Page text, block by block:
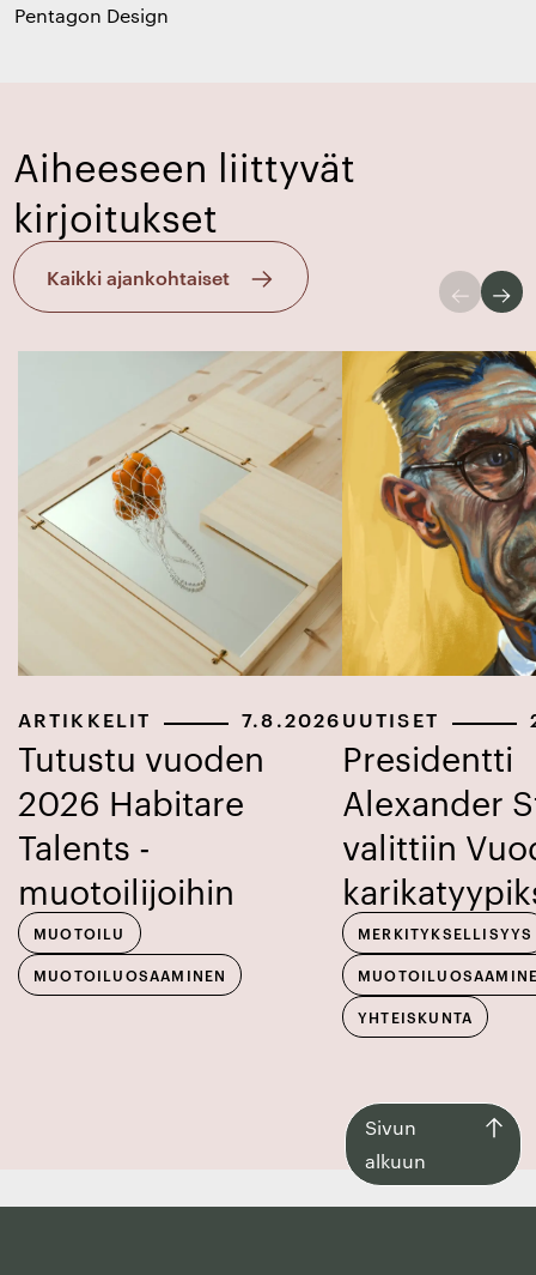
Pentagon Design
Aiheeseen liittyvät
kirjoitukset
Kaikki ajankohtaiset
ARTIKKELIT 7.8.2026
Tutustu vuoden
2026 Habitare
Talents -
muotoilijoihin
MUOTOILU
MUOTOILUOSAAMINEN
UUTISET
Presidentti
Alexander
valittiin
MERKITYKSELLISYYS
YHTEISKUNTA
Sivun
alkuun
sivun